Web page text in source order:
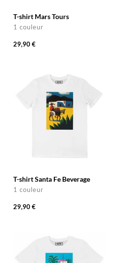
T-shirt Mars Tours
1 couleur
29,90 €
T-shirt Santa Fe Beverage
1 couleur
29,90 €